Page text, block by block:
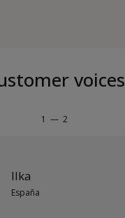
voices
1 — 2
Ilka
España